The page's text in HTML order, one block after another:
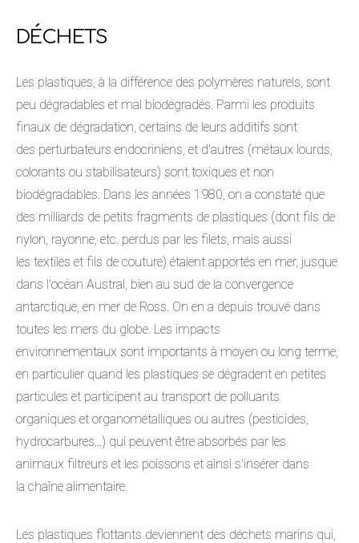
DÉCHETS
Les plastiques, à la différence des polymères naturels, sont
peu dégradables et mal biodégradés. Parmi les produits
finaux de dégradation, certains de leurs additifs sont
des perturbateurs endocriniens, et d'autres (métaux lourds,
colorants ou stabilisateurs) sont toxiques et non
biodégradables. Dans les années 1980, on a constaté que
des milliards de petits fragments de plastiques (dont fils de
nylon, rayonne, etc. perdus par les filets, mais aussi
les textiles et fils de couture) étaient apportés en mer, jusque
dans l'océan Austral, bien au sud de la convergence
antarctique, en mer de Ross. On en a depuis trouvé dans
toutes les mers du globe. Les impacts
environnementaux sont importants à moyen ou long terme,
en particulier quand les plastiques se dégradent en petites
particules et participent au transport de polluants
organiques et organométalliques ou autres (pesticides,
hydrocarbures...) qui peuvent être absorbés par les
animaux filtreurs et les poissons et ainsi s'insérer dans
la chaîne alimentaire.
Les plastiques flottants deviennent des déchets marins qui,